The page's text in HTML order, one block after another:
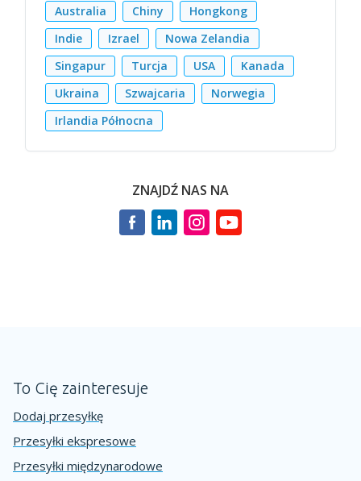
ZNAJDŹ NAS NA
Australia
Chiny
Hongkong
Indie
Izrael
Nowa Zelandia
Singapur
Turcja USA
Kanada
Ukraina
Szwajcaria
Norwegia
Irlandia Północna
To Cię zainteresuje
Dodaj przesyłkę
Przesyłki ekspresowe
Przesyłki międzynarodowe